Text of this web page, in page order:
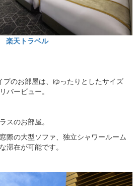
楽天トラベル
プのお部屋は、ゆったりとしたサイズ
バービュー。
スのお部屋。
際の大型ソファ、独立シャワールーム
滞在が可能です。